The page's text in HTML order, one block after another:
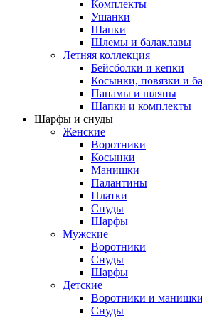
Комплекты
Ушанки
Шапки
Шлемы и балаклавы
Летняя коллекция
Бейсболки и кепки
Косынки, повязки и
Панамы и шляпы
Шапки и комплекты
Шарфы и снуды
Женские
Воротники
Косынки
Манишки
Палантины
Платки
Снуды
Шарфы
Мужские
Воротники
Снуды
Шарфы
Детские
Воротники и манишки
Снуды